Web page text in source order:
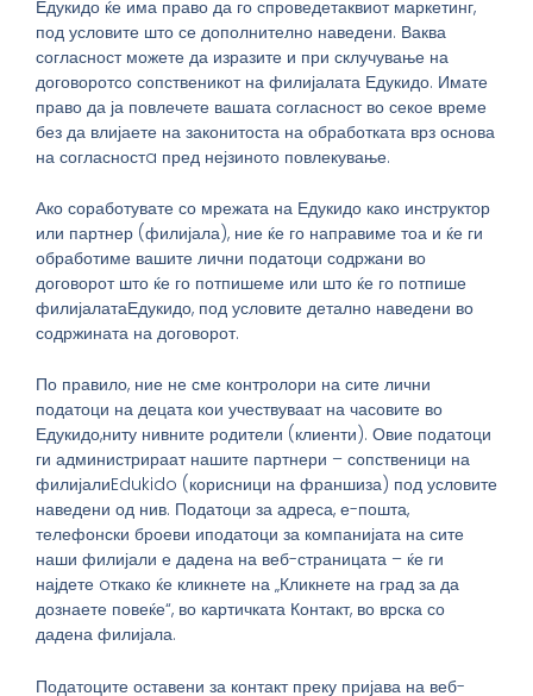
Едукидо ќе има право да го спроведетаквиот маркетинг,
под условите што се дополнително наведени. Ваква
согласност можете да изразите и при склучување на
договоротсо сопственикот на филијалата Едукидо. Имате
право да ја повлечете вашата согласност во секое време
без да влијаете на законитоста на обработката врз основа
на согласностa пред нејзиното повлекување.
Ако соработувате со мрежата на Едукидо како инструктор
или партнер (филијала), ние ќе го направиме тоа и ќе ги
обработиме вашите лични податоци содржани во
договорот што ќе го потпишеме или што ќе го потпише
филијалатаЕдукидо, под условите детално наведени во
содржината на договорот.
По правило, ние не сме контролори на сите лични
податоци на децата кои учествуваат на часовите во
Едукидо,ниту нивните родители (клиенти). Овие податоци
ги администрираат нашите партнери – сопственици на
филијалиEdukido (корисници на франшиза) под условите
наведени од нив. Податоци за адреса, е-пошта,
телефонски броеви иподатоци за компанијата на сите
наши филијали е дадена на веб-страницата – ќе ги
најдете oткако ќе кликнете на „Кликнете на град за да
дознаете повеќе“, во картичката Контакт, во врска со
дадена филијала.
Податоците оставени за контакт преку пријава на веб-